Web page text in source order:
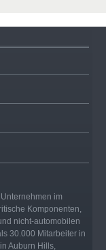
im
Komponenten,
nicht-automobilen
30.000 Mitarbeiter in
Auburn Hills,